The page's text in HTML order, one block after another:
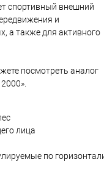
спортивный внешний
и
а также для активного
посмотреть аналог
лица
по